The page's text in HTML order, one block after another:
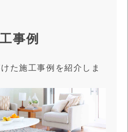
事例
た施工事例を紹介しま